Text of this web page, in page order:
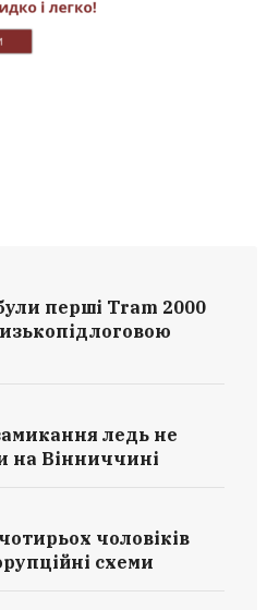
перші Tram 2000
ледь не
на Вінниччині
чоловіків
схеми